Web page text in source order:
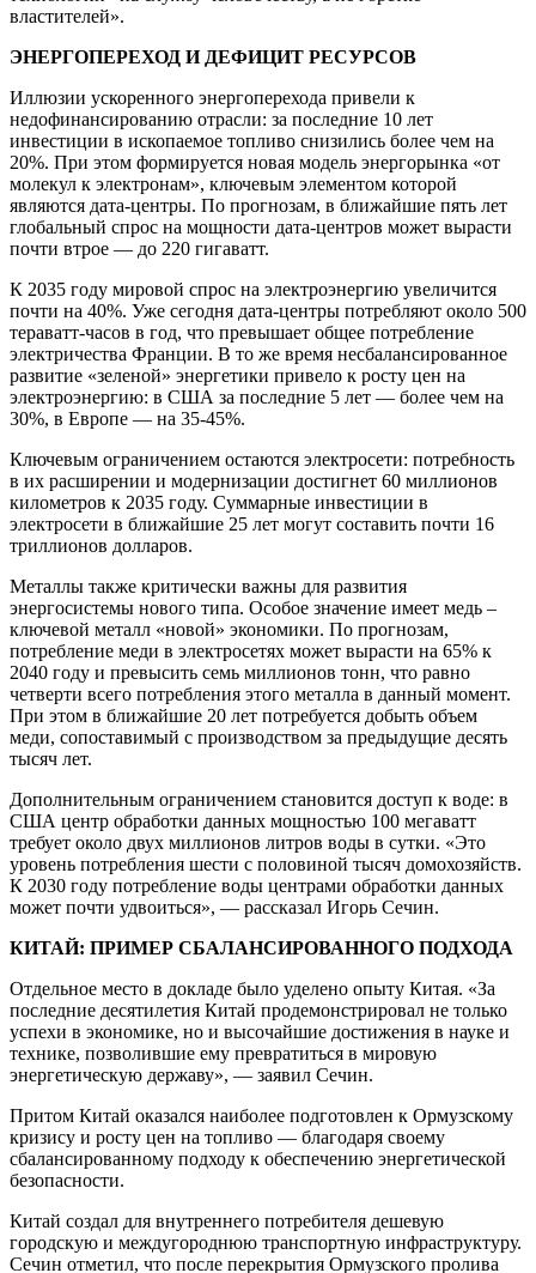
властителей».
ЭНЕРГОПЕРЕХОД И ДЕФИЦИТ РЕСУРСОВ
Иллюзии ускоренного энергоперехода привели к
недофинансированию отрасли: за последние 10 лет
инвестиции в ископаемое топливо снизились более чем на
20%. При этом формируется новая модель энергорынка «от
молекул к электронам», ключевым элементом которой
являются дата-центры. По прогнозам, в ближайшие пять лет
глобальный спрос на мощности дата-центров может вырасти
почти втрое — до 220 гигаватт.
К 2035 году мировой спрос на электроэнергию увеличится
почти на 40%. Уже сегодня дата-центры потребляют около 500
тераватт-часов в год, что превышает общее потребление
электричества Франции. В то же время несбалансированное
развитие «зеленой» энергетики привело к росту цен на
электроэнергию: в США за последние 5 лет — более чем на
30%, в Европе — на 35-45%.
Ключевым ограничением остаются электросети: потребность
в их расширении и модернизации достигнет 60 миллионов
километров к 2035 году. Суммарные инвестиции в
электросети в ближайшие 25 лет могут составить почти 16
триллионов долларов.
Металлы также критически важны для развития
энергосистемы нового типа. Особое значение имеет медь –
ключевой металл «новой» экономики. По прогнозам,
потребление меди в электросетях может вырасти на 65% к
2040 году и превысить семь миллионов тонн, что равно
четверти всего потребления этого металла в данный момент.
При этом в ближайшие 20 лет потребуется добыть объем
меди, сопоставимый с производством за предыдущие десять
тысяч лет.
Дополнительным ограничением становится доступ к воде: в
США центр обработки данных мощностью 100 мегаватт
требует около двух миллионов литров воды в сутки. «Это
уровень потребления шести с половиной тысяч домохозяйств.
К 2030 году потребление воды центрами обработки данных
может почти удвоиться», — рассказал Игорь Сечин.
КИТАЙ: ПРИМЕР СБАЛАНСИРОВАННОГО ПОДХОДА
Отдельное место в докладе было уделено опыту Китая. «За
последние десятилетия Китай продемонстрировал не только
успехи в экономике, но и высочайшие достижения в науке и
технике, позволившие ему превратиться в мировую
энергетическую державу», — заявил Сечин.
Притом Китай оказался наиболее подготовлен к Ормузскому
кризису и росту цен на топливо — благодаря своему
сбалансированному подходу к обеспечению энергетической
безопасности.
Китай создал для внутреннего потребителя дешевую
городскую и междугороднюю транспортную инфраструктуру.
Сечин отметил, что после перекрытия Ормузского пролива